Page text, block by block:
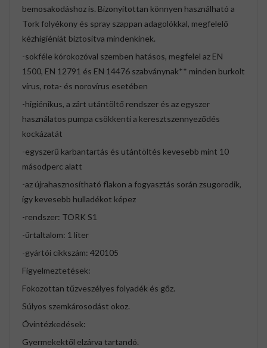
bemosakodáshoz is. Bizonyítottan könnyen használható a
Tork folyékony és spray szappan adagolókkal, megfelelő
kézhigiéniát biztosítva mindenkinek.
-sokféle kórokozóval szemben hatásos, megfelel az EN
1500, EN 12791 és EN 14476 szabványnak** minden burkolt
vírus, rota- és norovírus esetében
-higiénikus, a zárt utántöltő rendszer és az egyszer
használatos pumpa csökkenti a keresztszennyeződés
kockázatát
-egyszerű karbantartás és utántöltés kevesebb mint 10
másodperc alatt
-az újrahasznosítható flakon a fogyasztás során zsugorodik,
így kevesebb hulladékot képez
-rendszer: TORK S1
-űrtaltalom: 1 liter
-gyártói cikkszám: 420105
Figyelmeztetések:
Fokozottan tűzveszélyes folyadék és gőz.
Súlyos szemkárosodást okoz.
Óvintézkedések:
Gyermekektől elzárva tartandó.